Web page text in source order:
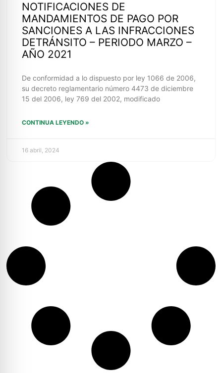
NOTIFICACIONES DE
MANDAMIENTOS DE PAGO POR
SANCIONES A LAS INFRACCIONES
DETRÁNSITO – PERIODO MARZO –
AÑO 2021
De conformidad a lo dispuesto por ley 1066 de 2006,
su decreto reglamentario número 4473 de diciembre
15 del 2006, ley 769 del 2002, modificado
CONTINUA LEYENDO »
16 abril, 2024